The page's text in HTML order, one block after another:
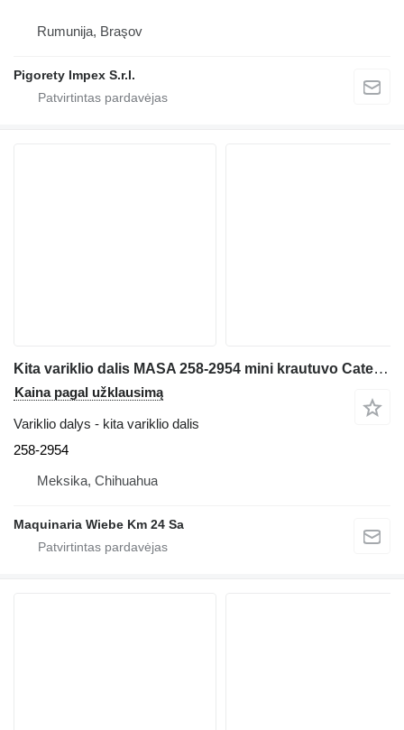
Rumunija, Braşov
Pigorety Impex S.r.l.
Kita variklio dalis MASA 258-2954 mini krautuvo Caterpillar 246C,246D,272D3
Kaina pagal užklausimą
Variklio dalys - kita variklio dalis
258-2954
Meksika, Chihuahua
Maquinaria Wiebe Km 24 Sa